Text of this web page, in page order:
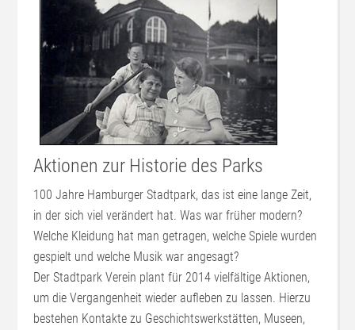
Aktionen zur Historie des Parks
100 Jahre Hamburger Stadtpark, das ist eine lange Zeit,
in der sich viel verändert hat. Was war früher modern?
Welche Kleidung hat man getragen, welche Spiele wurden
gespielt und welche Musik war angesagt?
Der Stadtpark Verein plant für 2014 vielfältige Aktionen,
um die Vergangenheit wieder aufleben zu lassen. Hierzu
bestehen Kontakte zu Geschichtswerkstätten, Museen,